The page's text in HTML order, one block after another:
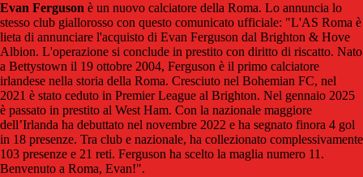
Evan Ferguson è un nuovo calciatore della Roma. Lo annuncia lo
stesso club giallorosso con questo comunicato ufficiale: "L'AS Roma è
lieta di annunciare l'acquisto di Evan Ferguson dal Brighton & Hove
Albion. L'operazione si conclude in prestito con diritto di riscatto. Nato
a Bettystown il 19 ottobre 2004, Ferguson è il primo calciatore
irlandese nella storia della Roma. Cresciuto nel Bohemian FC, nel
2021 è stato ceduto in Premier League al Brighton. Nel gennaio 2025
è passato in prestito al West Ham. Con la nazionale maggiore
dell’Irlanda ha debuttato nel novembre 2022 e ha segnato finora 4 gol
in 18 presenze. Tra club e nazionale, ha collezionato complessivamente
103 presenze e 21 reti. Ferguson ha scelto la maglia numero 11.
Benvenuto a Roma, Evan!".